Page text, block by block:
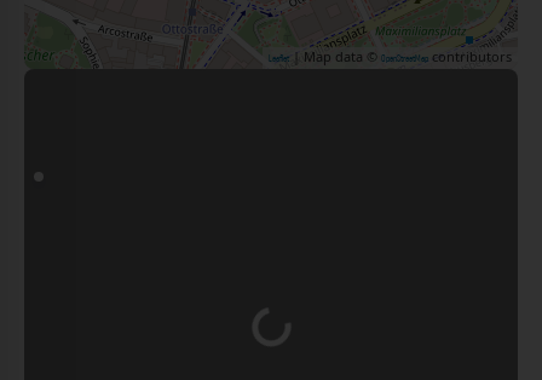
Leaflet | Map data © OpenStreetMap contributors
Wird geladen …